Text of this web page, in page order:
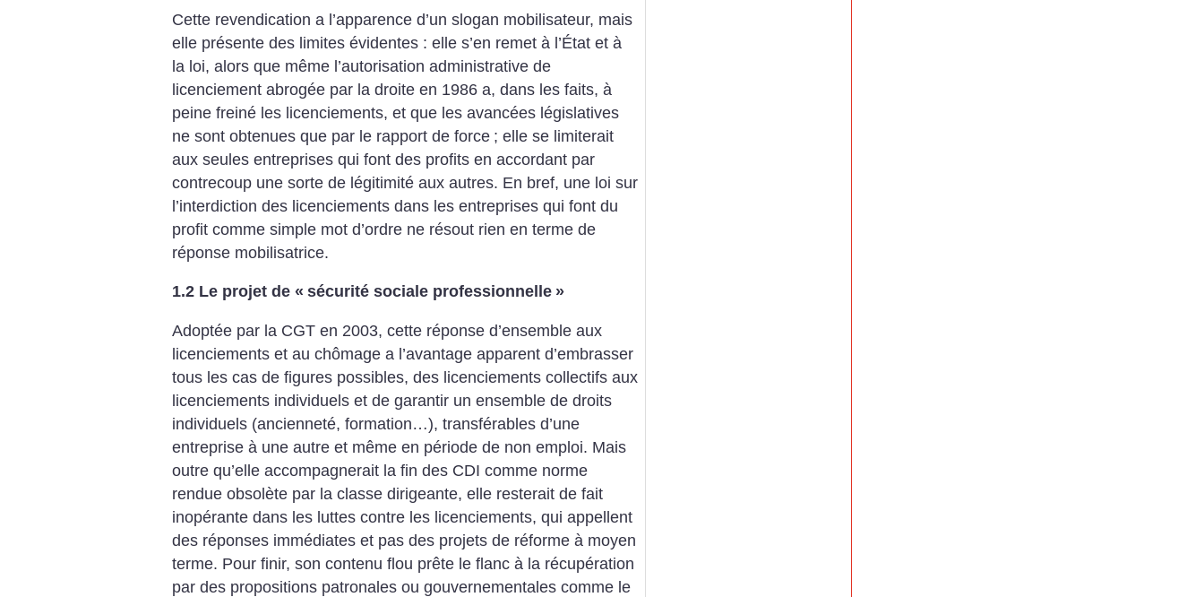
Cette revendication a l’apparence d’un slogan mobilisateur, mais
elle présente des limites évidentes : elle s’en remet à l’État et à
la loi, alors que même l’autorisation administrative de
licenciement abrogée par la droite en 1986 a, dans les faits, à
peine freiné les licenciements, et que les avancées législatives
ne sont obtenues que par le rapport de force ; elle se limiterait
aux seules entreprises qui font des profits en accordant par
contrecoup une sorte de légitimité aux autres. En bref, une loi sur
l’interdiction des licenciements dans les entreprises qui font du
profit comme simple mot d’ordre ne résout rien en terme de
réponse mobilisatrice.
1.2 Le projet de « sécurité sociale professionnelle »
Adoptée par la CGT en 2003, cette réponse d’ensemble aux
licenciements et au chômage a l’avantage apparent d’embrasser
tous les cas de figures possibles, des licenciements collectifs aux
licenciements individuels et de garantir un ensemble de droits
individuels (ancienneté, formation…), transférables d’une
entreprise à une autre et même en période de non emploi. Mais
outre qu’elle accompagnerait la fin des CDI comme norme
rendue obsolète par la classe dirigeante, elle resterait de fait
inopérante dans les luttes contre les licenciements, qui appellent
des réponses immédiates et pas des projets de réforme à moyen
terme. Pour finir, son contenu flou prête le flanc à la récupération
par des propositions patronales ou gouvernementales comme le